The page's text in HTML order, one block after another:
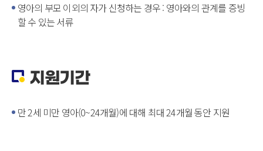
영아의 부모 이외의 자가 신청하는 경우 : 영아와의 관계를 증빙
할 수 있는 서류
지원기간
만 2세 미만 영아(0~24개월)에 대해 최대 24개월 동안 지원